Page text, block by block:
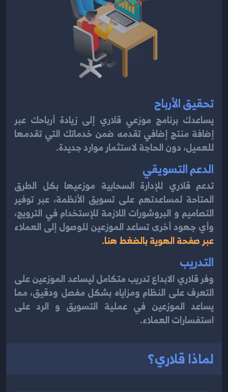
تحقيق الأرباح
يساعدك برنامج موزعي قلاري إلى زيادة أرباحك عبر
إضافة منتج إضافي تقدمه ضمن خدماتك التي تقدمها
للعميل، دون الحاجة لاستثمار موارد جديدة.
الدعم التسويقي
تدعم قلاري للإدارة السحابية موزعيها بكل الطرق
المتاحة لمساعدتهم على تسويق الأنظمة، عبر توفير
التصاميم و البروشورات اللازمة للإستخدام في الترويج،
وأي جهود أخرى تساعد الموزعين للوصول إلى العملاء
عبر صفحة الهوية بالضغط هنا.
التدريب
وفر قلاري الابداع تدريب متكامل ليساعد الموزعين على
التعرف على النظام ومزاياه بشكل مفصل ودقيق، مما
يساعد الموزعين في عملية التسويق و الرد على
استفسارات العملاء.
لماذا قلاري؟